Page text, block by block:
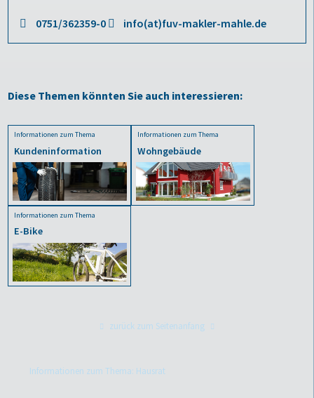
0751/362359-0 info(at)fuv-makler-mahle.de
Diese Themen könnten Sie auch interessieren:
Informationen zum Thema
Kundeninformation
Informationen zum Thema
Wohngebäude
Informationen zum Thema
E-Bike
zurück zum Seitenanfang
Informationen zum Thema: Hausrat